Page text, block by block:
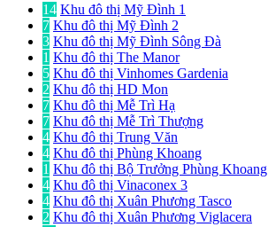
14 Khu đô thị Mỹ Đình 1
7 Khu đô thị Mỹ Đình 2
3 Khu đô thị Mỹ Đình Sông Đà
1 Khu đô thị The Manor
5 Khu đô thị Vinhomes Gardenia
2 Khu đô thị HD Mon
7 Khu đô thị Mễ Trì Hạ
7 Khu đô thị Mễ Trì Thượng
4 Khu đô thị Trung Văn
4 Khu đô thị Phùng Khoang
1 Khu đô thị Bộ Trưởng Phùng Khoang
4 Khu đô thị Vinaconex 3
4 Khu đô thị Xuân Phương Tasco
2 Khu đô thị Xuân Phương Viglacera